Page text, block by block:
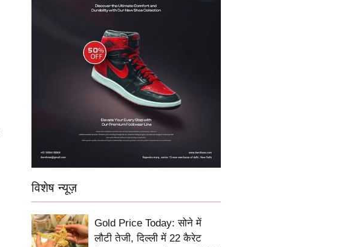
विशेष न्यूज़
Gold Price Today: सोने में
लौटी तेजी, दिल्ली में 22 कैरेट